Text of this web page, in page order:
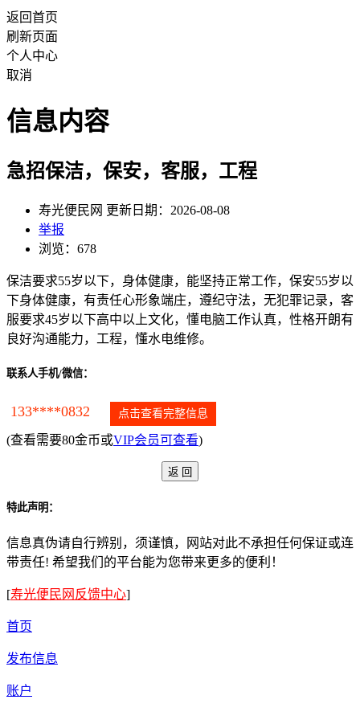
返回首页
刷新页面
个人中心
取消
信息内容
急招保洁，保安，客服，工程
寿光便民网 更新日期：2026-08-08
举报
浏览：678
保洁要求55岁以下，身体健康，能坚持正常工作，保安55岁以
下身体健康，有责任心形象端庄，遵纪守法，无犯罪记录，客
服要求45岁以下高中以上文化，懂电脑工作认真，性格开朗有
良好沟通能力，工程，懂水电维修。
联系人手机/微信：
133****0832 点击查看完整信息
(查看需要80金币或VIP会员可查看)
特此声明：
信息真伪请自行辨别，须谨慎，网站对此不承担任何保证或连
带责任! 希望我们的平台能为您带来更多的便利！
[寿光便民网反馈中心]
首页
发布信息
账户